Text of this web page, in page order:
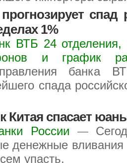
спад
1%
ВТБ 24 отделения,
и график
правления банка
спада
Китая спасает юань
России —
денежные
упасть.